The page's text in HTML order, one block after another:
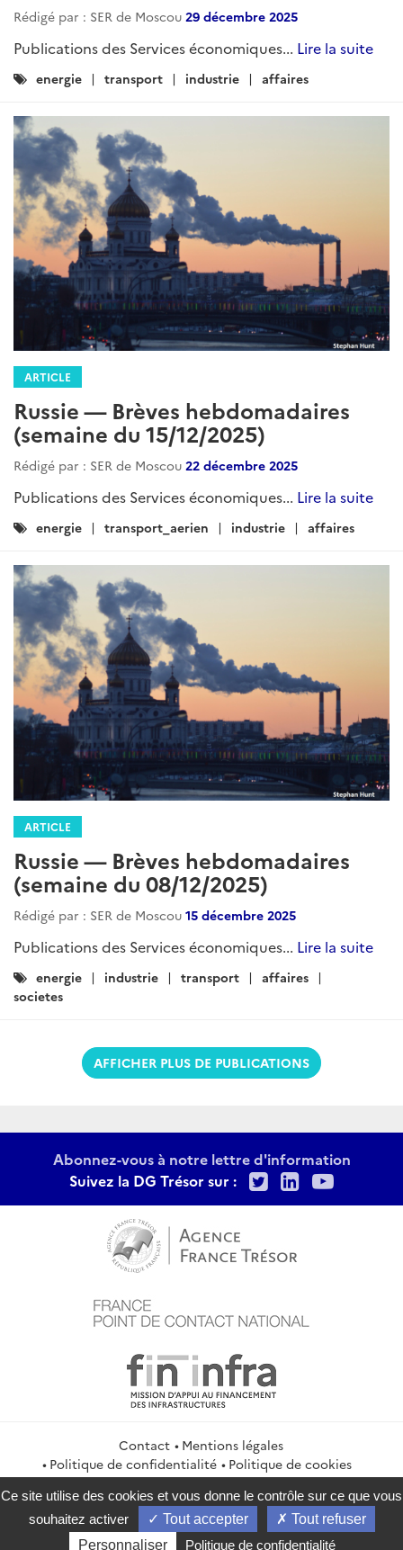
Rédigé par : SER de Moscou 29 décembre 2025
Publications des Services économiques... Lire la suite
Catégories
energie transport industrie affaires
ARTICLE
Russie — Brèves hebdomadaires
(semaine du 15/12/2025)
Rédigé par : SER de Moscou 22 décembre 2025
Publications des Services économiques... Lire la suite
Catégories
energie transport_aerien industrie affaires
ARTICLE
Russie — Brèves hebdomadaires
(semaine du 08/12/2025)
Rédigé par : SER de Moscou 15 décembre 2025
Publications des Services économiques... Lire la suite
Catégories
:
energie industrie transport
affaires
societes
AFFICHER PLUS DE PUBLICATIONS
Abonnez-vous à notre lettre d'information
Suivez la DG Trésor sur :
TwitterLinkedIn
Contact
Mentions légales
Politique de confidentialité
Politique de cookies
Gestion des cookies
Flux RSS
service-public.gouv.fr
legifrance.gouv.fr
info.gouv.fr
data.gouv.fr
Ce site utilise des cookies et vous donne le contrôle sur ce que vous
souhaitez activer
Tout accepter
Tout refuser
Personnaliser
Politique de confidentialité